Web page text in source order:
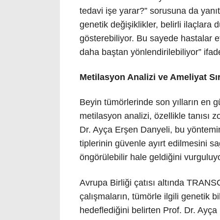
tedavi işe yarar?” sorusuna da
genetik değişiklikler, belirli ilaçlara
gösterebiliyor. Bu sayede hastalar
daha baştan yönlendirilebiliyor”
Metilasyon Analizi ve Ameliyat
Beyin tümörlerinde son yılların en
metilasyon analizi, özellikle tanısı
Dr. Ayça Erşen Danyeli, bu
tiplerinin güvenle ayırt edilmesini
öngörülebilir hale geldiğini
Avrupa Birliği çatısı altında
çalışmaların, tümörle ilgili genetik
hedeflediğini belirten Prof. Dr. Ayça